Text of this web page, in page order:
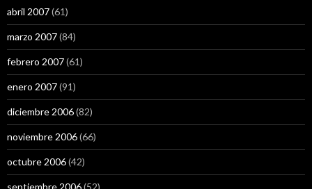
abril 2007(61)
marzo 2007(84)
febrero 2007(61)
enero 2007(91)
diciembre 2006(82)
noviembre 2006(66)
octubre 2006(42)
septiembre 2006(52)